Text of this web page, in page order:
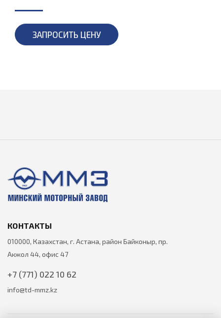
ЗАПРОСИТЬ ЦЕНУ
КОНТАКТЫ
010000, Казахстан, г. Астана, район Байконыр, пр.
Акжол 44, офис 47
+7 (771) 022 10 62
info@td-mmz.kz